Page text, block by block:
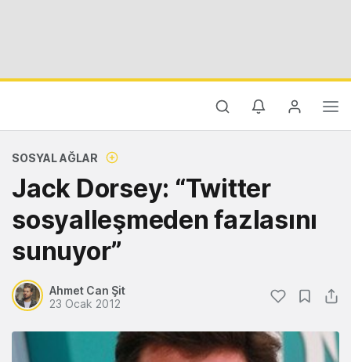
SOSYAL AĞLAR
Jack Dorsey: “Twitter
sosyalleşmeden fazlasını
sunuyor”
Ahmet Can Şit
23 Ocak 2012